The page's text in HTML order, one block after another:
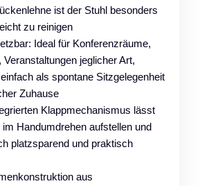
ist der Stuhl besonders
zu reinigen
Ideal für Konferenzräume,
Veranstaltungen jeglicher Art,
als spontane Sitzgelegenheit
Zuhause
Klappmechanismus lässt
Handumdrehen aufstellen und
platzsparend und praktisch
aus